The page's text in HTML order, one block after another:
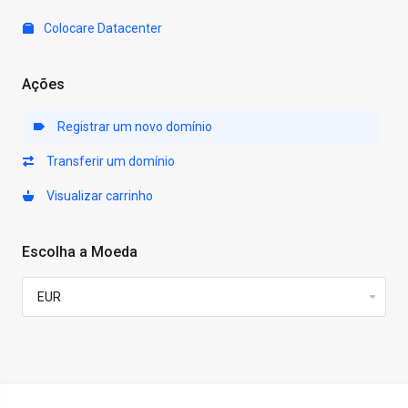
Colocare Datacenter
Ações
Registrar um novo domínio
Transferir um domínio
Visualizar carrinho
Escolha a Moeda